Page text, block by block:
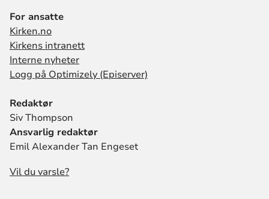
For ansatte
Kirken.no
Kirkens intranett
Interne nyheter
Logg på Optimizely (Episerver)
Redaktør
Siv Thompson
Ansvarlig redaktør
Emil Alexander Tan Engeset
Vil du varsle?